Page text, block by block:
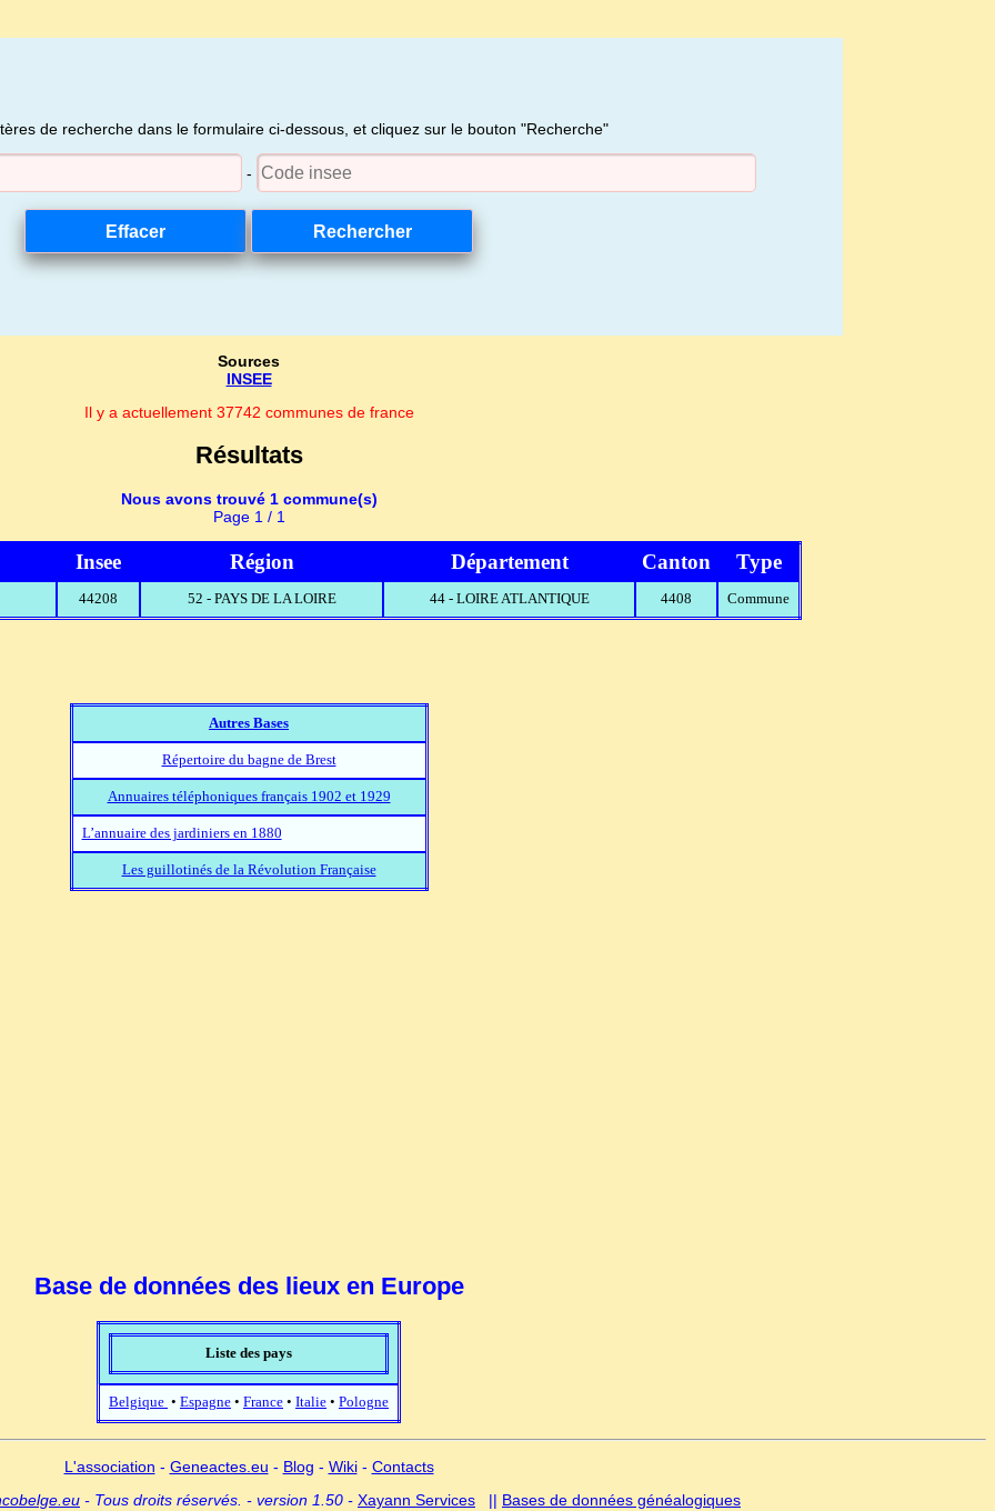
de recherche dans le formulaire ci-dessous, et cliquez sur le bouton "Recherche"
-
Sources
INSEE
Il y a actuellement 37742 communes de france
Résultats
Nous avons trouvé 1 commune(s)
Page 1 / 1
Insee Région Département Canton Type
44208 52 - PAYS DE LA LOIRE 44 - LOIRE ATLANTIQUE 4408 Commune
Autres Bases
Répertoire du bagne de Brest
Annuaires téléphoniques français 1902 et 1929
L’annuaire des jardiniers en 1880
Les guillotinés de la Révolution Française
Base de données des lieux en Europe
Liste des pays
Belgique • Espagne • France • Italie • Pologne
L'association - Geneactes.eu - Blog - Wiki- Contacts
- Tous droits réservés. - version 1.50 - Xayann Services || Bases de données généalogiques